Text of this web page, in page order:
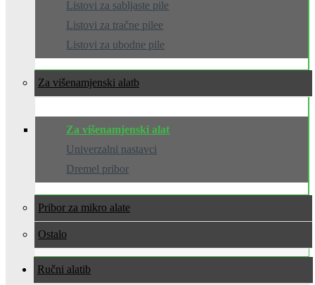
Listovi za sabljaste pile
Listovi za tračne pilee
Listovi za ubodne pile
Za višenamjenski alat
Za višenamjenski alat
Univerzalni nastavci
Dremel pribor
Pribor za mikro alate
Ostalo
Ručni alati